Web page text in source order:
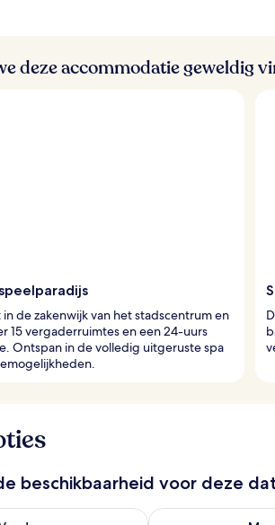
deze accommodatie geweldig
de zakenwijk van het stadscentrum en
15 vergaderruimtes en een 24-uurs
Ontspan in de volledig uitgeruste spa
beschikbaarheid voor deze
controleren voor vanavond aug 7 -
De